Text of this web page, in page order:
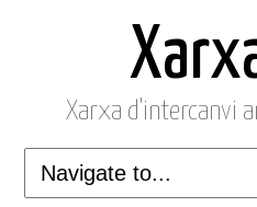
Xarxa d'intercanvi